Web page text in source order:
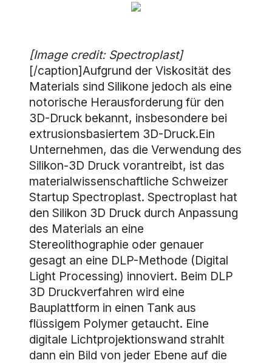
[Image credit: Spectroplast]
[/caption]Aufgrund der Viskosität des
Materials sind Silikone jedoch als eine
notorische Herausforderung für den
3D-Druck bekannt, insbesondere bei
extrusionsbasiertem 3D-Druck.Ein
Unternehmen, das die Verwendung des
Silikon-3D Druck vorantreibt, ist das
materialwissenschaftliche Schweizer
Startup Spectroplast. Spectroplast hat
den Silikon 3D Druck durch Anpassung
des Materials an eine
Stereolithographie oder genauer
gesagt an eine DLP-Methode (Digital
Light Processing) innoviert. Beim DLP
3D Druckverfahren wird eine
Bauplattform in einen Tank aus
flüssigem Polymer getaucht. Eine
digitale Lichtprojektionswand strahlt
dann ein Bild von jeder Ebene auf die